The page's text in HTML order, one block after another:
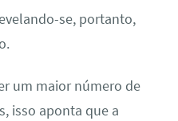
se, portanto,
um maior número de
isso aponta que a